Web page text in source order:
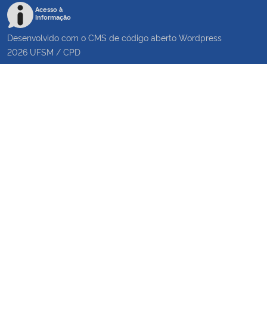
Acesso à
Informação
Desenvolvido com o CMS de código aberto Wordpress
2026 UFSM / CPD